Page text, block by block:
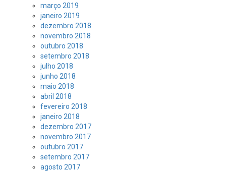
março 2019
janeiro 2019
dezembro 2018
novembro 2018
outubro 2018
setembro 2018
julho 2018
junho 2018
maio 2018
abril 2018
fevereiro 2018
janeiro 2018
dezembro 2017
novembro 2017
outubro 2017
setembro 2017
agosto 2017